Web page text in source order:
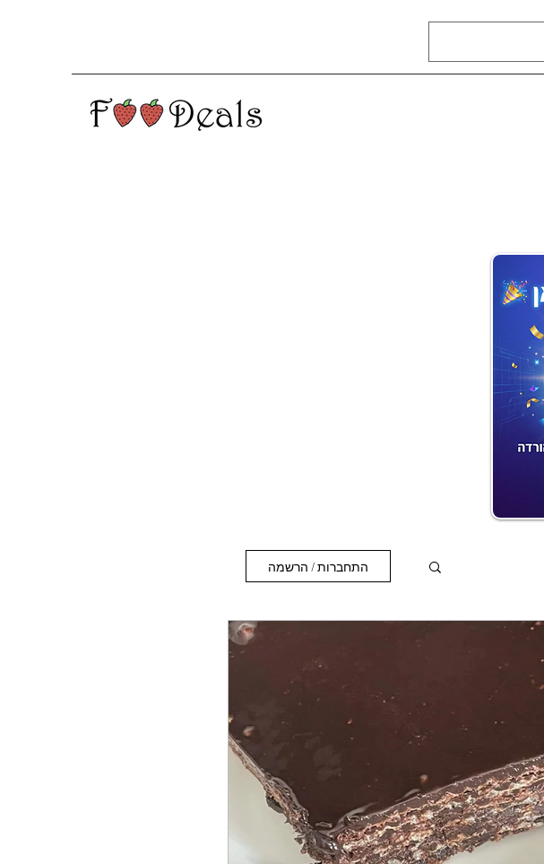
מרקים
טבעוני
לחמים
התחברות / הרשמה